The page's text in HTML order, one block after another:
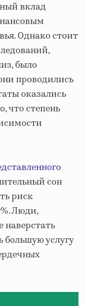
вклад
Однако стоит
было
проводились
оказались
что степень
сон
риск
Люди,
наверстать
большую услугу